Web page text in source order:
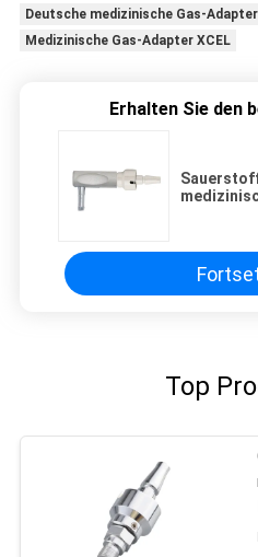
Deutsche medizinische Gas-Adapter
Medizinische Gas-Adapter XCEL
Erhalten Sie den
Top